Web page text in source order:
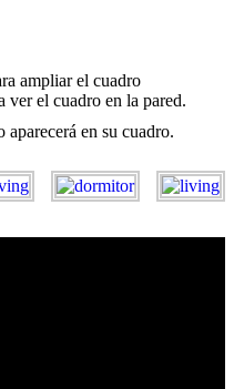
ampliar el cuadro
ver el cuadro en la pared.
en su cuadro.